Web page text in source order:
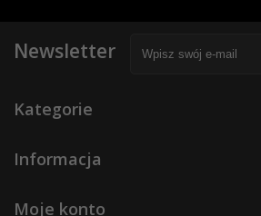
Newsletter
Kategorie
Informacja
Moje konto